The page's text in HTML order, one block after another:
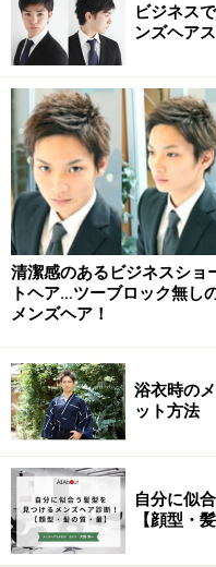
ビジネス
ンズヘア
清潔感のあるビジネスショ
トヘア…ツーブロック無し
メンズヘア！
浴衣時の
ット方法
自分に似
【顔型・